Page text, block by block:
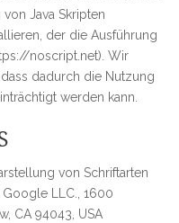
Java Skripten
der die Ausführung
noscript.net). Wir
dadurch die Nutzung
werden kann.
von Schriftarten
LLC., 1600
CA 94043, USA